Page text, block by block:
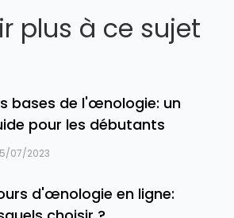
plus à ce sujet
bases de l'œnologie: un
pour les débutants
07/2023
d'œnologie en ligne: